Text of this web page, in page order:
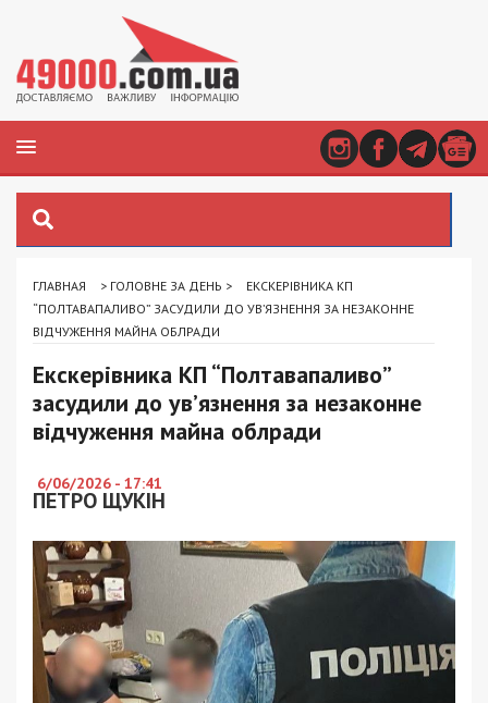
ГЛАВНАЯ > ГОЛОВНЕ ЗА ДЕНЬ >
ЕКСКЕРІВНИКА КП
“ПОЛТАВАПАЛИВО” ЗАСУДИЛИ ДО УВ’ЯЗНЕННЯ ЗА НЕЗАКОННЕ
ВІДЧУЖЕННЯ МАЙНА ОБЛРАДИ
Екскерівника КП “Полтавапаливо”
засудили до ув’язнення за незаконне
відчуження майна облради
6/06/2026 - 17:41
ПЕТРО ЩУКІН